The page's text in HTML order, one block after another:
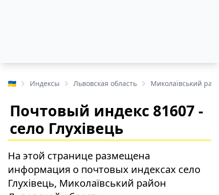
🇺🇦 Индексы Львовская область Миколаївський
Почтовый индекс 81607 -
село Глухівець
На этой странице размещена
информация о почтовых индексах село
Глухівець, Миколаївський район